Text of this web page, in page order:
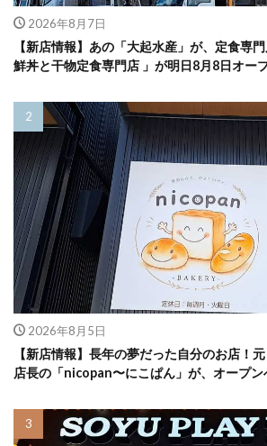
2026年8月7日
【新店情報】あの「大起水産」が、定食専
鮮丼と干物定食専門店 」が明日8月8日オー
2026年8月5日
【新店情報】長年の夢だった自分のお店！
店長の「nicopan〜にこぱん」が、オープ